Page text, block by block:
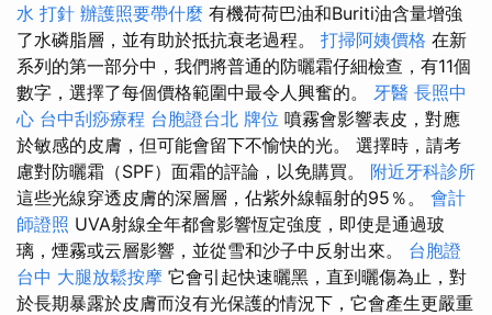
水 打針 辦護照要帶什麼 有機荷荷巴油和Buriti油含量增強
了水磷脂層，並有助於抵抗衰老過程。 打掃阿姨價格 在新
系列的第一部分中，我們將普通的防曬霜仔細檢查，有11個
數字，選擇了每個價格範圍中最令人興奮的。 牙醫 長照中
心 台中刮痧療程 台胞證台北 牌位 噴霧會影響表皮，對應
於敏感的皮膚，但可能會留下不愉快的光。 選擇時，請考
慮對防曬霜（SPF）面霜的評論，以免購買。 附近牙科診所
這些光線穿透皮膚的深層層，佔紫外線輻射的95％。 會計
師證照 UVA射線全年都會影響恆定強度，即使是通過玻
璃，煙霧或云層影響，並從雪和沙子中反射出來。 台胞證
台中 大腿放鬆按摩 它會引起快速曬黑，直到曬傷為止，對
於長期暴露於皮膚而沒有光保護的情況下，它會產生更嚴重